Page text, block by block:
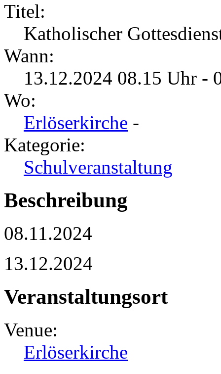
Titel:
Katholischer
Wann:
13.12.2024 08.15 Uhr -
Wo:
Erlöserkirche -
Kategorie:
Schulveranstaltung
Beschreibung
08.11.2024
13.12.2024
Veranstaltungsort
Venue:
Erlöserkirche